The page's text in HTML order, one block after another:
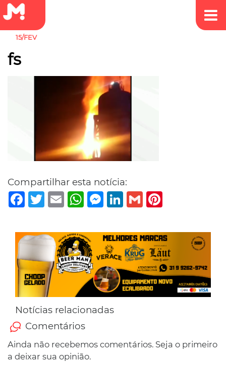
15/FEV
fs
Compartilhar esta notícia:
Facebook
TwitterEmail WhatsAppMessenger
LinkedIn
Gmail
Notícias relacionadas
Comentários
Ainda não recebemos comentários. Seja o primeiro
a deixar sua opinião.